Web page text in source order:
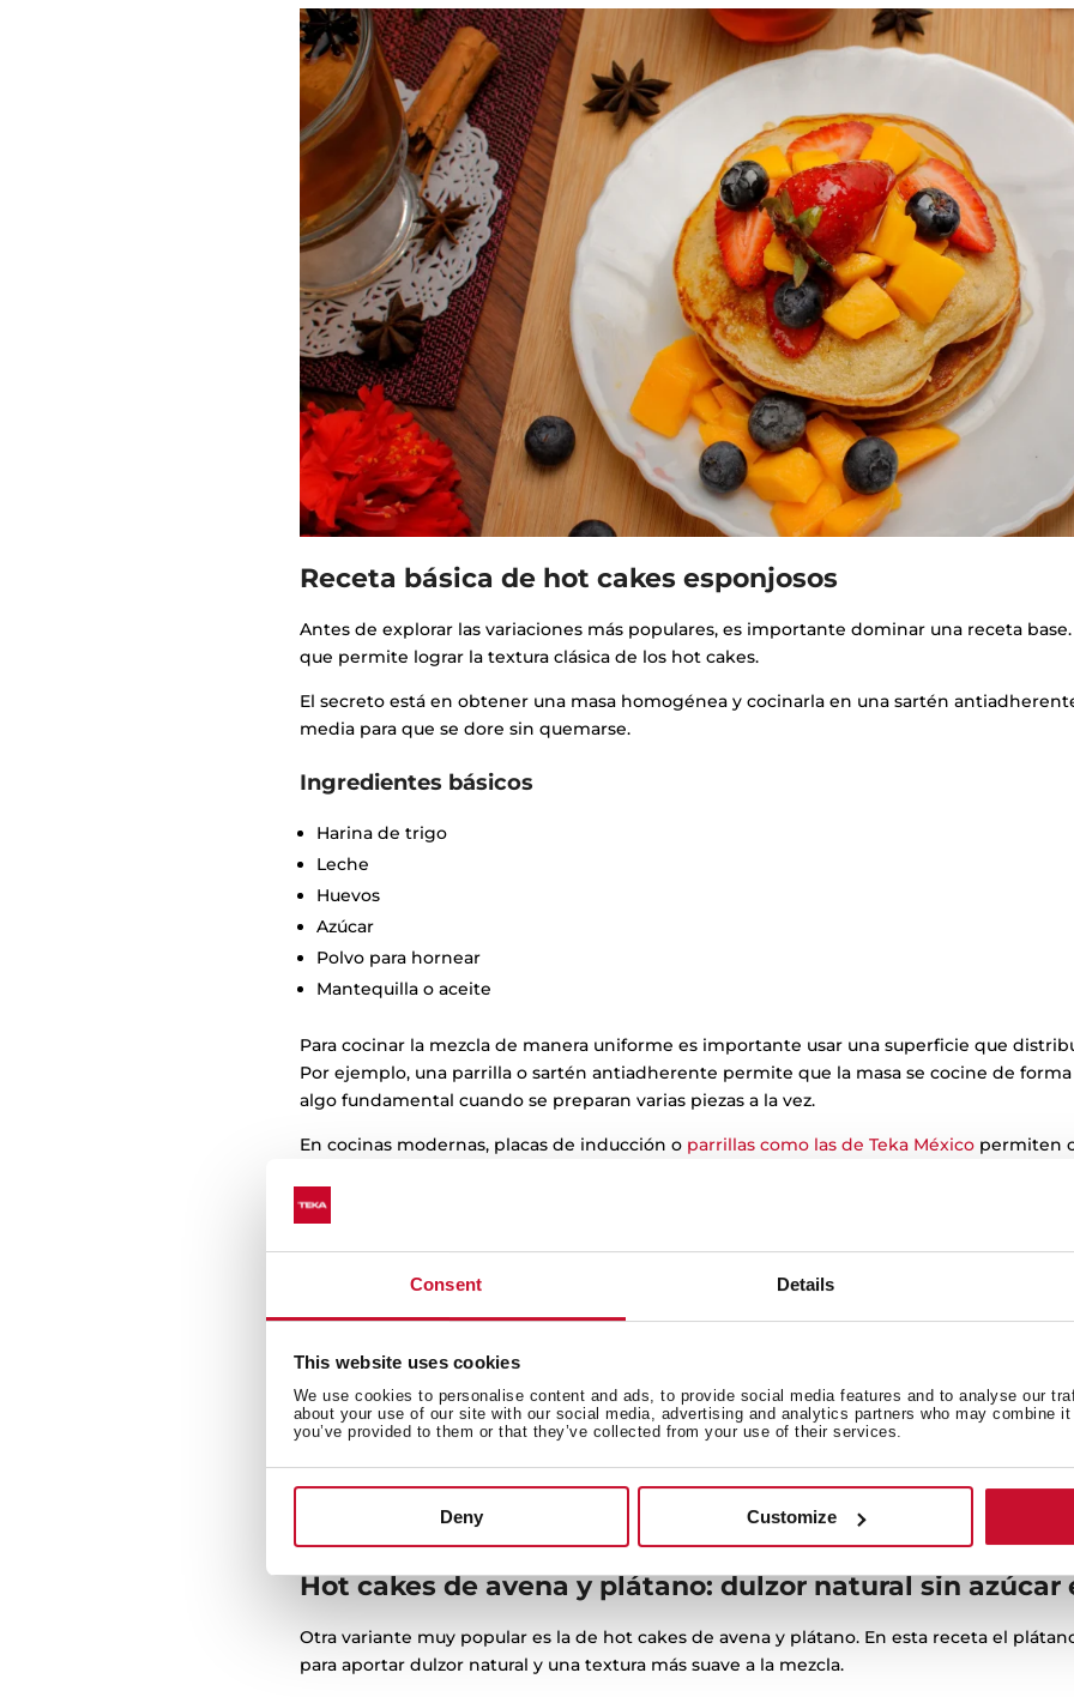
Consent Details
This website uses cookies
We use cookies to personalise content and ads, to provide social media features and to analyse our
about your use of our site with our social media, advertising and analytics partners who may combine
you’ve provided to them or that they’ve collected from your use of their services.
Deny Customize
Receta básica de hot cakes esponjosos
Antes de explorar las variaciones más populares, es importante dominar una receta base.
que permite lograr la textura clásica de los hot cakes.
El secreto está en obtener una masa homogénea y cocinarla en una sartén
media para que se dore sin quemarse.
Ingredientes básicos
Harina de trigo
Leche
Huevos
Azúcar
Polvo para hornear
Mantequilla o aceite
Para cocinar la mezcla de manera uniforme es importante usar una superficie que
Por ejemplo, una parrilla o sartén antiadherente permite que la masa se cocine de
algo fundamental cuando se preparan varias piezas a la vez.
En cocinas modernas, placas de inducción o parrillas como las de Teka México permiten
Hot cakes de avena: una opción nutritiva para el
Los hot cakes de avena son una de las variantes más buscadas porque aportan más fibra
La avena aporta fibra que favorece la digestión.
Combina muy bien con fruta fresca o yogurt.
Es una opción popular para desayunos saludables oalineado al estilo de vida vegano
Hot cakes de avena y plátano: dulzor natural sin azúcar
Otra variante muy popular es la de hot cakes de avena y plátano. En esta receta el
para aportar dulzor natural y una textura más suave a la mezcla.